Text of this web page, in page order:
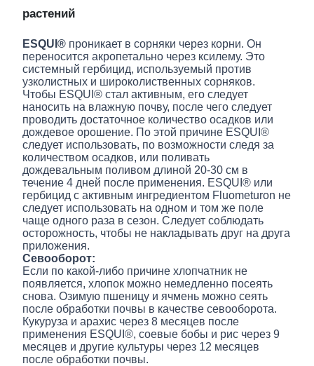
растений
ESQUI® проникает в сорняки через корни. Он
переносится акропетально через ксилему. Это
системный гербицид, используемый против
узколистных и широколиственных сорняков.
Чтобы ESQUI® стал активным, его следует
наносить на влажную почву, после чего следует
проводить достаточное количество осадков или
дождевое орошение. По этой причине ESQUI®
следует использовать, по возможности следя за
количеством осадков, или поливать
дождевальным поливом длиной 20-30 см в
течение 4 дней после применения. ESQUI® или
гербицид с активным ингредиентом Fluometuron не
следует использовать на одном и том же поле
чаще одного раза в сезон. Следует соблюдать
осторожность, чтобы не накладывать друг на друга
приложения.
Севооборот:
Если по какой-либо причине хлопчатник не
появляется, хлопок можно немедленно посеять
снова. Озимую пшеницу и ячмень можно сеять
после обработки почвы в качестве севооборота.
Кукуруза и арахис через 8 месяцев после
применения ESQUI®, соевые бобы и рис через 9
месяцев и другие культуры через 12 месяцев
после обработки почвы.